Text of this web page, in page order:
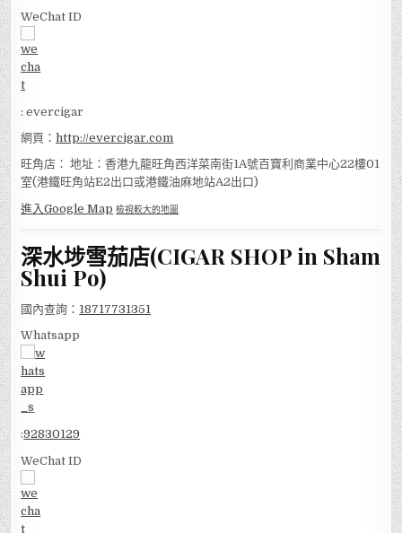
WeChat ID
: evercigar
網頁：http://evercigar.com
旺角店： 地址：香港九龍旺角西洋菜南街1A號百寶利商業中心22樓01
室(港鐵旺角站E2出口或港鐵油麻地站A2出口)
進入Google Map 檢視較大的地圖
深水埗雪茄店(CIGAR SHOP in Sham
Shui Po)
國內查詢： 18717731351
Whatsapp
:92830129
WeChat ID